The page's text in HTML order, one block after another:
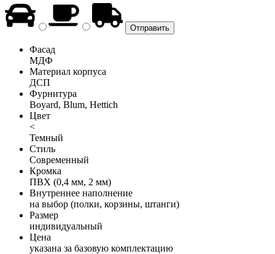
Фасад
МДФ
Материал корпуса
ДСП
Фурнитура
Boyard, Blum, Hettich
Цвет
<
Темный
Стиль
Современный
Кромка
ПВХ (0,4 мм, 2 мм)
Внутреннее наполнение
на выбор (полки, корзины, штанги)
Размер
индивидуальный
Цена
указана за базовую комплектацию